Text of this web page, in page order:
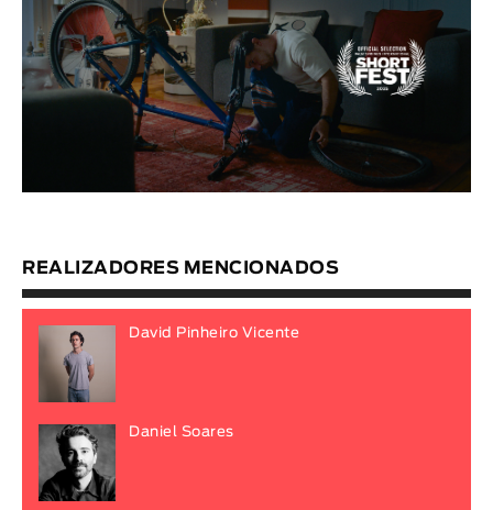
REALIZADORES MENCIONADOS
David Pinheiro Vicente
Daniel Soares